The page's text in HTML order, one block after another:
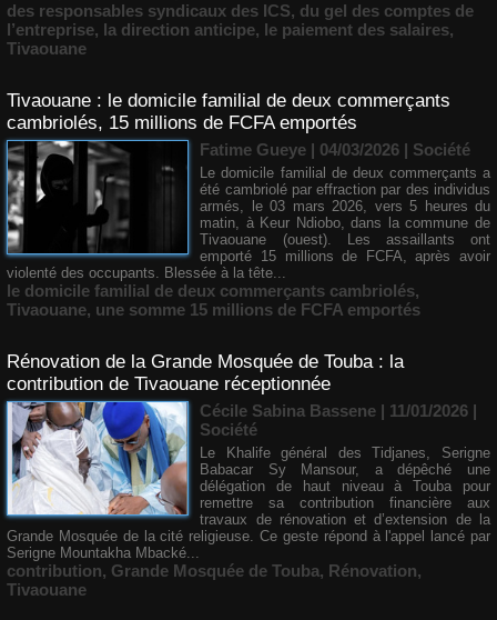
des responsables syndicaux des ICS, du gel des comptes de
l’entreprise, la direction anticipe, le paiement des salaires,
Tivaouane
Tivaouane : le domicile familial de deux commerçants
cambriolés, 15 millions de FCFA emportés
Fatime Gueye | 04/03/2026 | Société
Le domicile familial de deux commerçants a
été cambriolé par effraction par des individus
armés, le 03 mars 2026, vers 5 heures du
matin, à Keur Ndiobo, dans la commune de
Tivaouane (ouest). Les assaillants ont
emporté 15 millions de FCFA, après avoir
violenté des occupants. Blessée à la tête...
le domicile familial de deux commerçants cambriolés,
Tivaouane, une somme 15 millions de FCFA emportés
Rénovation de la Grande Mosquée de Touba : la
contribution de Tivaouane réceptionnée
Cécile Sabina Bassene | 11/01/2026 |
Société
Le Khalife général des Tidjanes, Serigne
Babacar Sy Mansour, a dépêché une
délégation de haut niveau à Touba pour
remettre sa contribution financière aux
travaux de rénovation et d’extension de la
Grande Mosquée de la cité religieuse. Ce geste répond à l'appel lancé par
Serigne Mountakha Mbacké...
contribution, Grande Mosquée de Touba, Rénovation,
Tivaouane